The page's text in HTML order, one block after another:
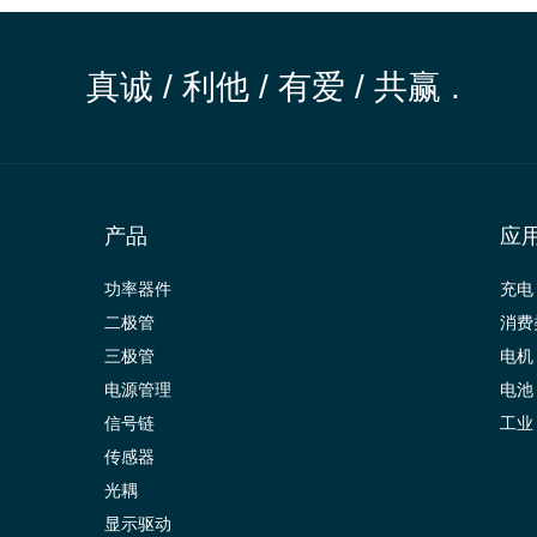
真诚 / 利他 / 有爱 / 共赢 .
产品
功率器件
二极管
三极管
电源管理
信号链
传感器
光耦
显示驱动
应
充电
消
电机
电池
工业